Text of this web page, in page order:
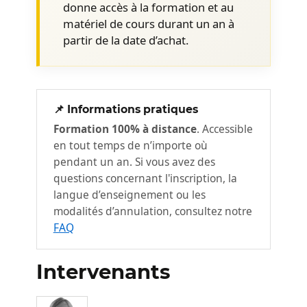
Quelles questions poser et comment
les poser pour établir son leadership
en douceur
Valider ses constats, ses observations
Préparer un plan d’action
Un plan structuré pour gérer les
émotions :
Intégration avec humilité et leadership
: apprendre à trouver le juste équilibre
entre modestie et démonstration de
compétences.
Éviter les pièges : identifier et
contourner les obstacles courants
d'un nouveau rôle.
Gérer le stress et l'anxiété : techniques
pour faire face aux émotions
donne accès à la formation et au
matériel de cours durant un an à
partir de la date d’achat.
📌 Informations pratiques
Formation 100% à distance. Accessible
en tout temps de n’importe où
pendant un an. Si vous avez des
questions concernant l'inscription, la
langue d’enseignement ou les
modalités d’annulation, consultez notre
FAQ
Intervenants